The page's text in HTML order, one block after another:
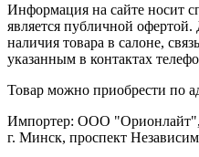
Информация на сайте носит
является публичной
наличия товара в салоне,
указанным в контактах
Товар можно приобрести по
Импортер: ООО "Орионлайт",
г. Минск, проспект